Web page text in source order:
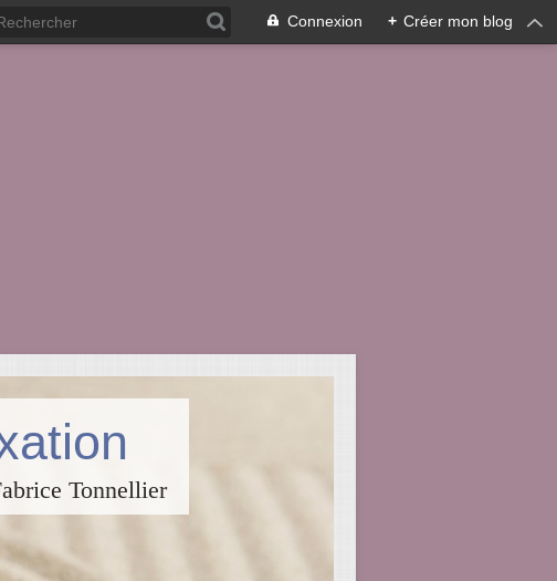
Connexion + Créer mon blog
Tonnellier